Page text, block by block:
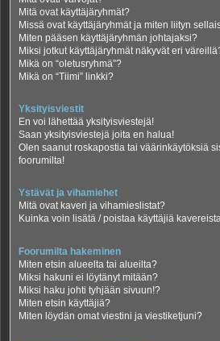
Mitä ovat käyttäjäryhmät?
Missä ovat käyttäjäryhmät ja miten liityn
Miten pääsen käyttäjäryhmän johtajaksi?
Miksi jotkut käyttäjäryhmät näkyvät eri
Mikä on “oletusryhmä”?
Mikä on “Tiimi” linkki?
Yksityisviestit
En voi lähettää yksityisviestejä!
Saan yksityisviestejä joita en halua!
Olen saanut roskapostia tai väärinkäytöksiä
foorumilta!
Ystävät ja vihamiehet
Mitä ovat kaveri ja vihamieslistat?
Kuinka voin lisätä / poistaa käyttäjiä
Foorumilta hakeminen
Miten etsin alueelta tai alueilta?
Miksi hakuni ei löytänyt mitään?
Miksi haku johti tyhjään sivuun!?
Miten etsin käyttäjiä?
Miten löydän omat viestini ja viestiketjuni?